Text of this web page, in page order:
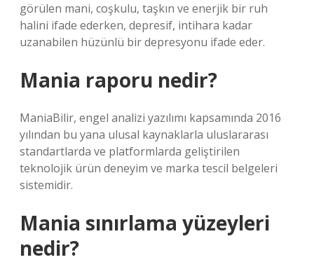
görülen mani, coşkulu, taşkın ve enerjik bir ruh
halini ifade ederken, depresif, intihara kadar
uzanabilen hüzünlü bir depresyonu ifade eder.
Mania raporu nedir?
ManiaBilir, engel analizi yazılımı kapsamında 2016
yılından bu yana ulusal kaynaklarla uluslararası
standartlarda ve platformlarda geliştirilen
teknolojik ürün deneyim ve marka tescil belgeleri
sistemidir.
Mania sınırlama yüzeyleri
nedir?